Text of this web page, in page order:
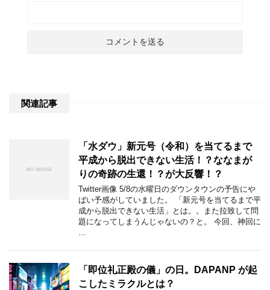
関連記事
「水ダウ」新元号（令和）を当てるまで
平成から脱出できない生活！？ななまが
りの奇跡の生還！？が大反響！？
Twitter画像 5/8の水曜日のダウンタウンの予告にや
ばい予感がしていました。 「新元号を当てるまで平
成から脱出できない生活」とは。。また拉致して問
題になってしまうんじゃないの？と。 今回、神回に
…
「即位礼正殿の儀」の日。DAPANP が起
こしたミラクルとは？